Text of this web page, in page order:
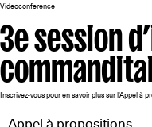
Videoconference
3e session
Inscrivez-vous pour en savoir plus sur l'Appel à